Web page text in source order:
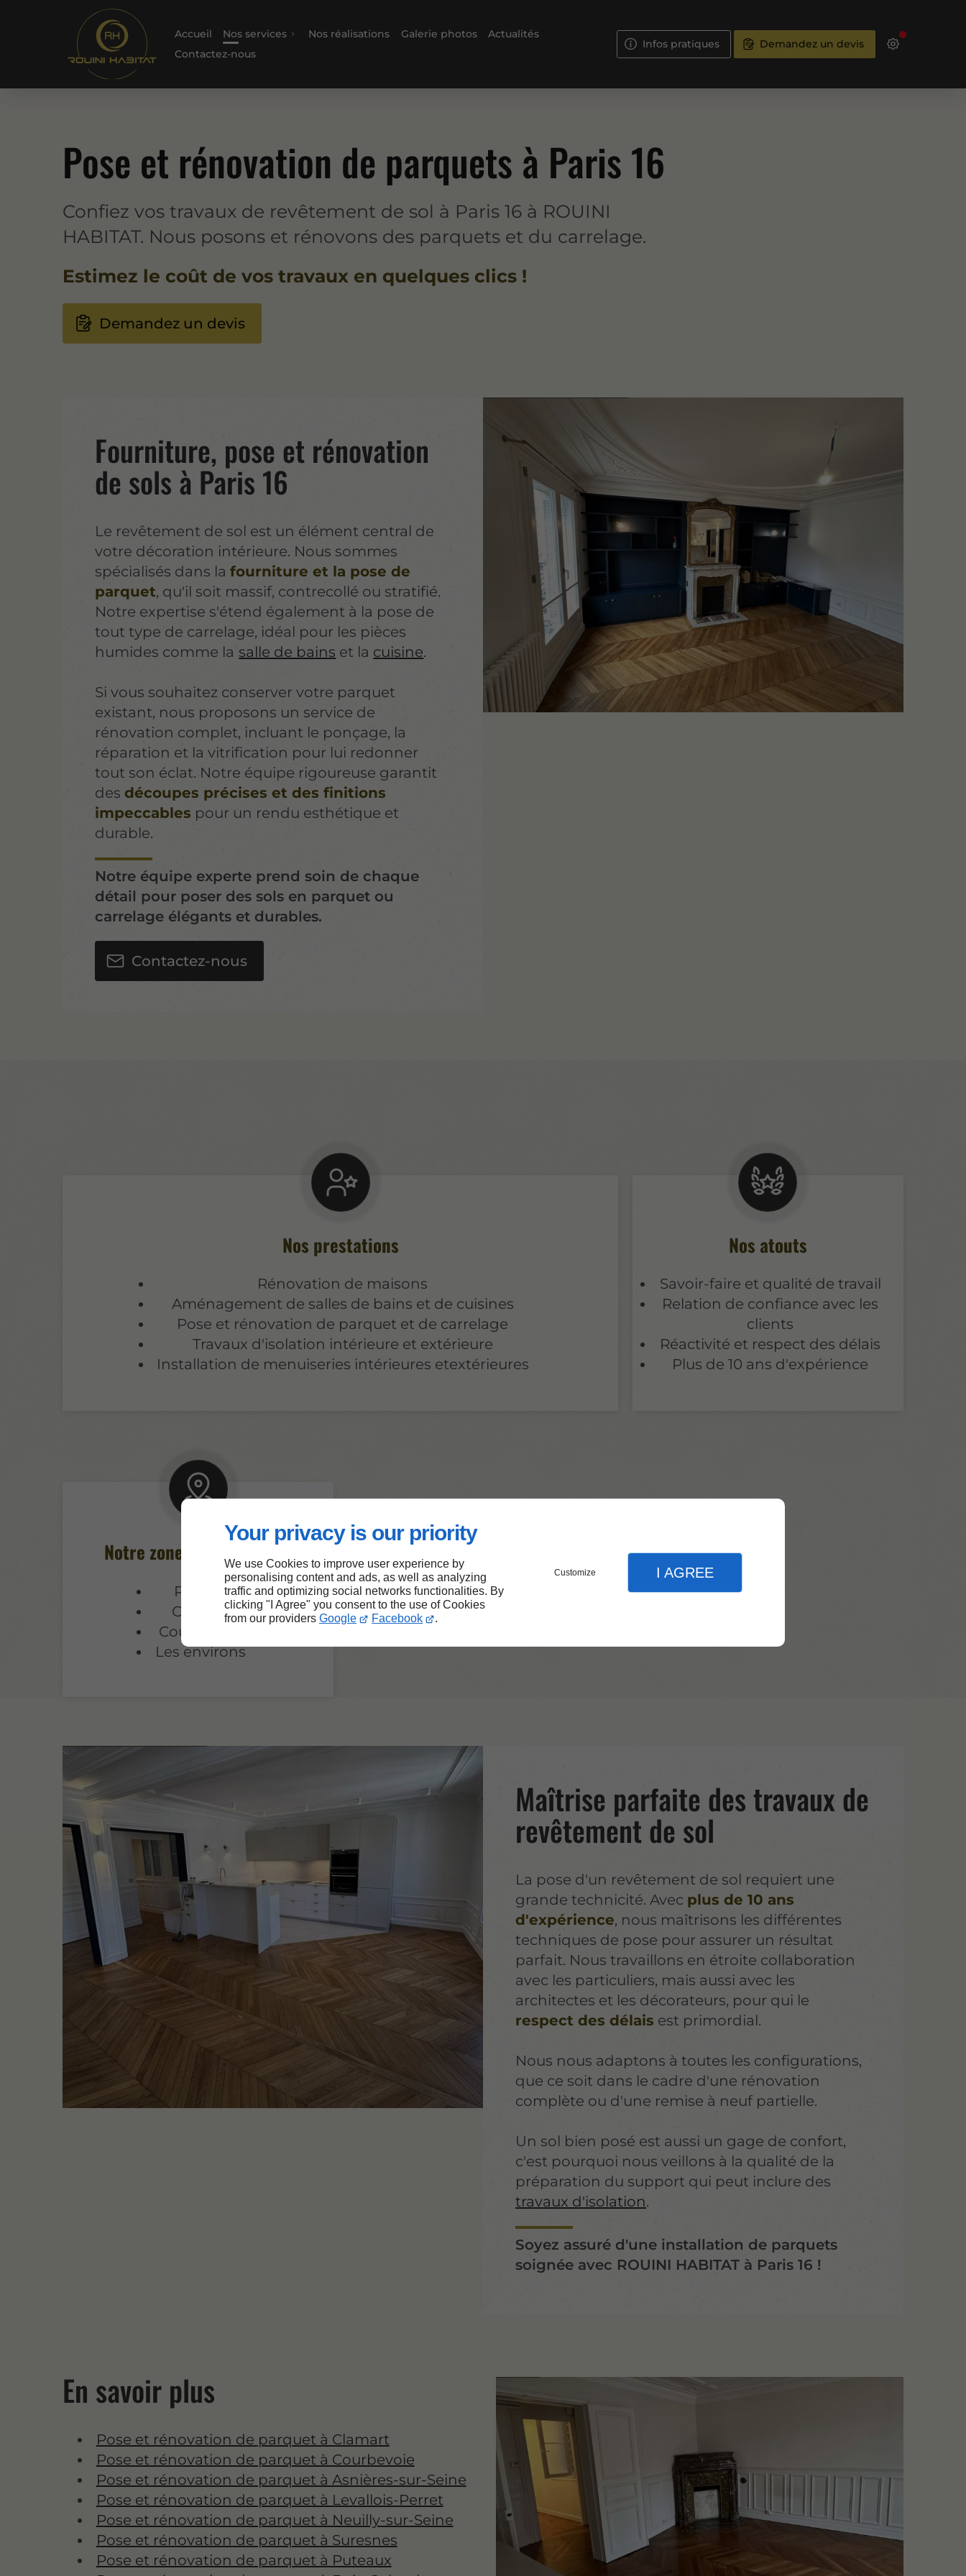
Your privacy is our priority
We use Cookies to improve user experience by
personalising content and ads, as well as analyzing
traffic and optimizing social networks functionalities. By
clicking "I Agree" you consent to the use of Cookies
from our providers Google Facebook .
Customize I AGREE
Accueil Nos services Nos réalisations Galerie photos
Actualités
Contactez-nous
Infos pratiques Demandez un devis
Pose et rénovation de parquets à Paris 16
Confiez vos travaux de revêtement de sol à Paris 16 à ROUINI
HABITAT. Nous posons et rénovons des parquets et du carrelage.
Estimez le coût de vos travaux en quelques clics !
Demandez un devis
Fourniture, pose et rénovation
de sols à Paris 16
Le revêtement de sol est un élément central de
votre décoration intérieure. Nous sommes
spécialisés dans lafourniture et la pose de
parquet, qu'il soit massif, contrecollé ou stratifié.
Notre expertise s'étend également à la pose de
tout type de carrelage, idéal pour les pièces
humides comme la salle de bains et la cuisine.
Si vous souhaitez conserver votre parquet
existant, nous proposons un service de
rénovation complet, incluant le ponçage, la
réparation et la vitrification pour lui redonner
tout son éclat. Notre équipe rigoureuse garantit
desdécoupes précises et des finitions
impeccables pour un rendu esthétique et
durable.
Notre équipe experte prend soin de chaque
détail pour poser des sols en parquet ou
carrelage élégants et durables.
Contactez-nous
Nos prestations
Rénovation de maisons
Aménagement de salles de bains et de cuisines
Pose et rénovation de parquet et de carrelage
Travaux d'isolation intérieure et extérieure
Installation de menuiseries intérieures etextérieures
Nos atouts
Savoir-faire et qualité de travail
Relation de confiance avec les
clients
Réactivité et respect des délais
Plus de 10 ans d'expérience
Notre zone d’intervention
Paris 16
Clamart
Courbevoie
Les environs
Maîtrise parfaite des travaux de
revêtement de sol
La pose d'un revêtement de sol requiert une
grande technicité. Avec plus de 10 ans
d'expérience, nous maîtrisons les différentes
techniques de pose pour assurer un résultat
parfait. Nous travaillons en étroite collaboration
avec les particuliers, mais aussi avec les
architectes et les décorateurs, pour qui le
respect des délais est primordial.
Nous nous adaptons à toutes les configurations,
que ce soit dans le cadre d'une rénovation
complète ou d'une remise à neuf partielle.
Un sol bien posé est aussi un gage de confort,
c'est pourquoi nous veillons à la qualité de la
préparation du support qui peut inclure des
travaux d'isolation.
Soyez assuré d'une installation de parquets
soignée avec ROUINI HABITAT à Paris 16 !
En savoir plus
Pose et rénovation de parquet à Clamart
Pose et rénovation de parquet à Courbevoie
Pose et rénovation de parquet à Asnières-sur-Seine
Pose et rénovation de parquet à Levallois-Perret
Pose et rénovation de parquet à Neuilly-sur-Seine
Pose et rénovation de parquet à Suresnes
Pose et rénovation de parquet à Puteaux